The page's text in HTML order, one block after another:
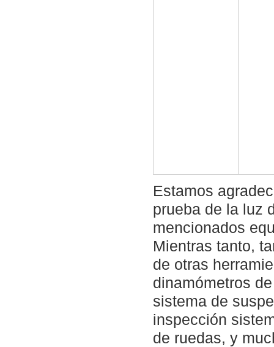
Estamos
prueba de la luz
mencionados
Mientras tanto,
de otras
dinamómetros
sistema de
inspección
de ruedas, y